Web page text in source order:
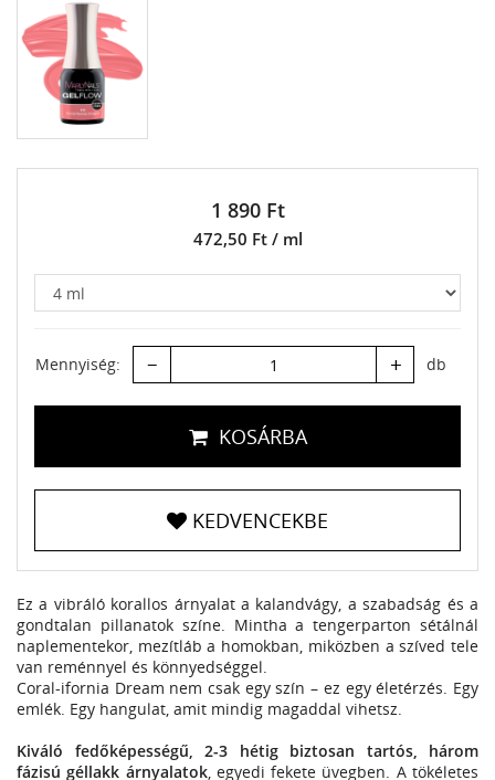
1 890 Ft
472,50 Ft / ml
Mennyiség: – + db
KOSÁRBA
KEDVENCEKBE
Ez a vibráló korallos árnyalat a kalandvágy, a szabadság és a
gondtalan pillanatok színe. Mintha a tengerparton sétálnál
naplementekor, mezítláb a homokban, miközben a szíved tele
van reménnyel és könnyedséggel.
Coral-ifornia Dream nem csak egy szín – ez egy életérzés. Egy
emlék. Egy hangulat, amit mindig magaddal vihetsz.
Kiváló fedőképességű, 2-3 hétig biztosan tartós, három
fázisú géllakk árnyalatok, egyedi fekete üvegben. A tökéletes